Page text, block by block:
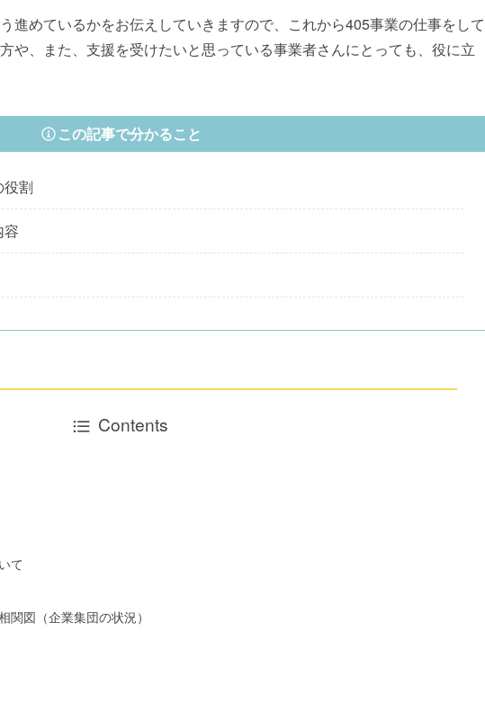
進めているかをお伝えしていきますので、これから405事業の仕事をして
や、また、支援を受けたいと思っている事業者さんにとっても、役に立
この記事で分かること
割
容
Contents
て
図（企業集団の状況）